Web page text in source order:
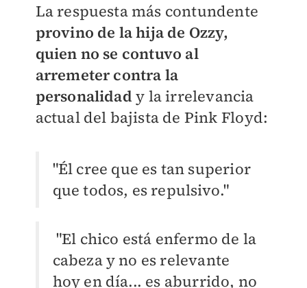
La respuesta más contundente
provino de la hija de Ozzy,
quien no se contuvo al
arremeter contra la
personalidady la irrelevancia
actual del bajista de Pink Floyd:
"Él cree que es tan superior
que todos, es repulsivo."
"El chico está enfermo de la
cabeza y no es relevante
hoy en día... es aburrido, no